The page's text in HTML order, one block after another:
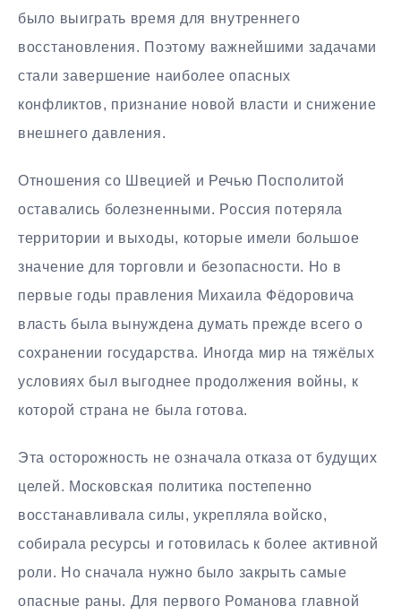
было выиграть время для внутреннего
восстановления. Поэтому важнейшими задачами
стали завершение наиболее опасных
конфликтов, признание новой власти и снижение
внешнего давления.
Отношения со Швецией и Речью Посполитой
оставались болезненными. Россия потеряла
территории и выходы, которые имели большое
значение для торговли и безопасности. Но в
первые годы правления Михаила Фёдоровича
власть была вынуждена думать прежде всего о
сохранении государства. Иногда мир на тяжёлых
условиях был выгоднее продолжения войны, к
которой страна не была готова.
Эта осторожность не означала отказа от будущих
целей. Московская политика постепенно
восстанавливала силы, укрепляла войско,
собирала ресурсы и готовилась к более активной
роли. Но сначала нужно было закрыть самые
опасные раны. Для первого Романова главной